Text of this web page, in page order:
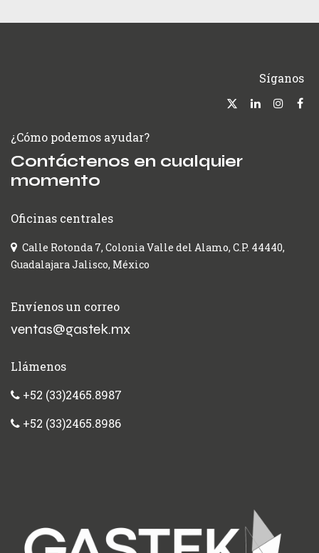
Síganos
¿Cómo podemos ayudar?
Contáctenos en cualquier
momento
Oficinas centrales
Calle Rotonda 7, Colonia Valle del Alamo, C.P. 44440,
Guadalajara Jalisco, México
Envíenos un correo
ventas@gastek.mx
Llámenos
+52 (33)2465.8987
+52 (33)2465.8986